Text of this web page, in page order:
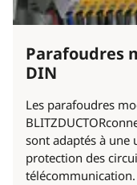
Parafoudres
DIN
Les parafoudres
sont adaptés à
protection des
télécommunication.